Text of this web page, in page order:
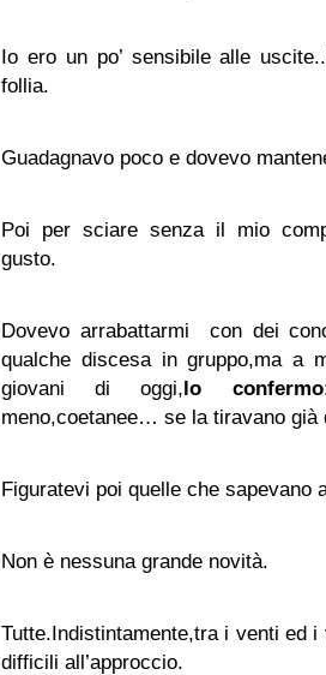
Io ero un po’ sensibile alle
follia.
Guadagnavo poco e dovevo
Poi per sciare senza il mio
gusto.
Dovevo arrabattarmi con dei
qualche discesa in gruppo,ma a
giovani di oggi,lo confermo
meno,coetanee… se la tiravano già
Figuratevi poi quelle che sapevano
Non è nessuna grande novità.
Tutte.Indistintamente,tra i venti ed
difficili all’approccio.